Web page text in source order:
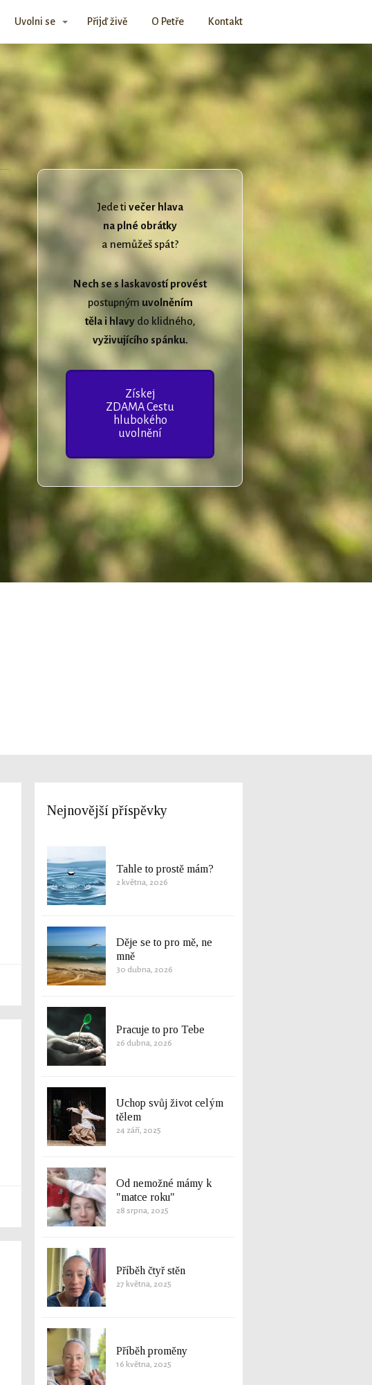
Uvolni se Přijď živě O Petře Kontakt
Jede ti večer hlava
na plné obrátky
a nemůžeš spát?
Nech se s laskavostí provést
postupným uvolněním
těla i hlavy do klidného,
vyživujícího spánku.
Získej
ZDAMA Cestu
hlubokého
uvolnění
Nejnovější příspěvky
Tahle to prostě mám?
2 května, 2026
Děje se to pro mě, ne
mně
30 dubna, 2026
Pracuje to pro Tebe
26 dubna, 2026
Uchop svůj život celým
tělem
24 září, 2025
Od nemožné mámy k
"matce roku"
28 srpna, 2025
Příběh čtyř stěn
27 května, 2025
Příběh proměny
16 května, 2025